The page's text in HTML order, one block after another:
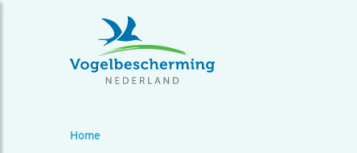
Home